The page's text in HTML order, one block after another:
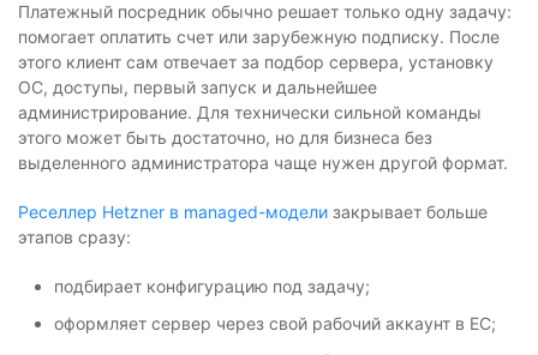
Платежный посредник обычно решает только одну задачу:
помогает оплатить счет или зарубежную подписку. После
этого клиент сам отвечает за подбор сервера, установку
ОС, доступы, первый запуск и дальнейшее
администрирование. Для технически сильной команды
этого может быть достаточно, но для бизнеса без
выделенного администратора чаще нужен другой формат.
Реселлер Hetzner в managed-модели закрывает больше
этапов сразу:
подбирает конфигурацию под задачу;
оформляет сервер через свой рабочий аккаунт в ЕС;